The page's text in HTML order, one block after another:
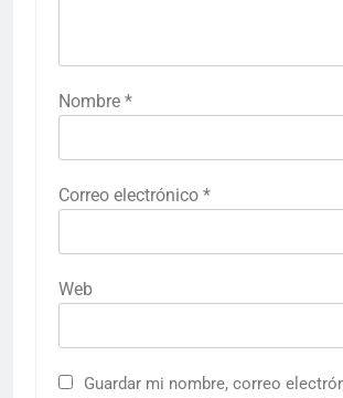
Nombre *
Correo electrónico *
Web
Guardar mi nombre, correo